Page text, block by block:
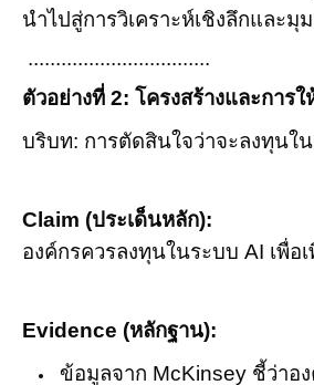
นำไปสู่การวิเคราะห์เชิงลึกและ
.................................
ตัวอย่างที่ 2: โครงสร้างและการใ
บริบท: การตัดสินใจว่าจะลงทุนใ
Claim (ประเด็นหลัก):
องค์กรควรลงทุนในระบบ AI เพื่อ
Evidence (หลักฐาน):
ข้อมูลจาก McKinsey ชี้ว่าอ